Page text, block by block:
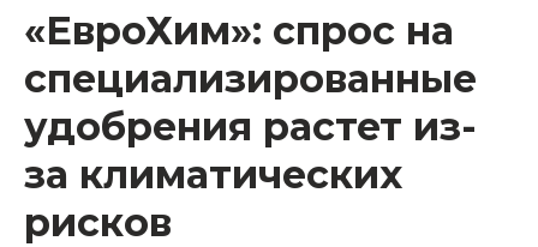
«ЕвроХим»: спрос на
специализированные
удобрения растет из-
за климатических
рисков